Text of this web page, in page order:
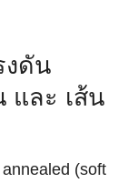
งดัน
และ เส้น
(soft